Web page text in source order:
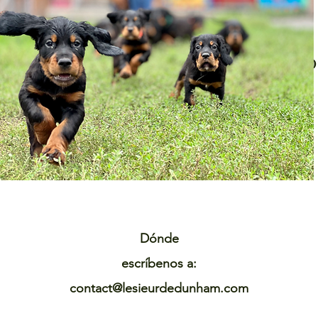
Camadas para 2022
Gordon Elite Neska
esperado el 27 de junio de
Las reservas están disponibles
PAGSPara más información, no dude en contactarnos:
Clic en el enlace
Dónde
escríbenos a:
contact@lesieurdedunham.com